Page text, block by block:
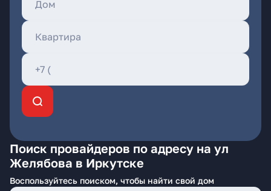
Поиск провайдеров по адресу на ул
Желябова в Иркутске
Воспользуйтесь поиском, чтобы найти свой дом